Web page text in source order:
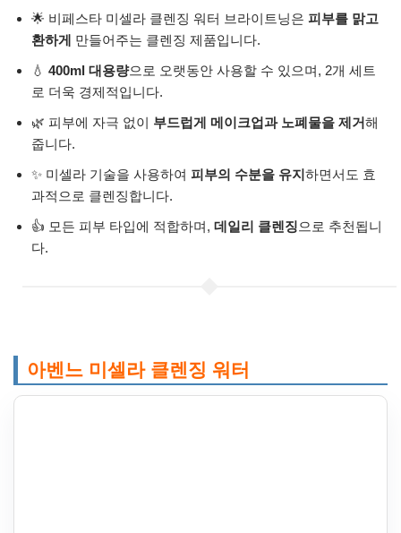
🌟 비페스타 미셀라 클렌징 워터 브라이트닝은 피부를 맑고
환하게 만들어주는 클렌징 제품입니다.
💧 400ml 대용량으로 오랫동안 사용할 수 있으며, 2개 세트
로 더욱 경제적입니다.
🌿 피부에 자극 없이 부드럽게 메이크업과 노폐물을 제거해
줍니다.
✨ 미셀라 기술을 사용하여 피부의 수분을 유지하면서도 효
과적으로 클렌징합니다.
👍 모든 피부 타입에 적합하며, 데일리 클렌징으로 추천됩니
다.
아벤느 미셀라 클렌징 워터